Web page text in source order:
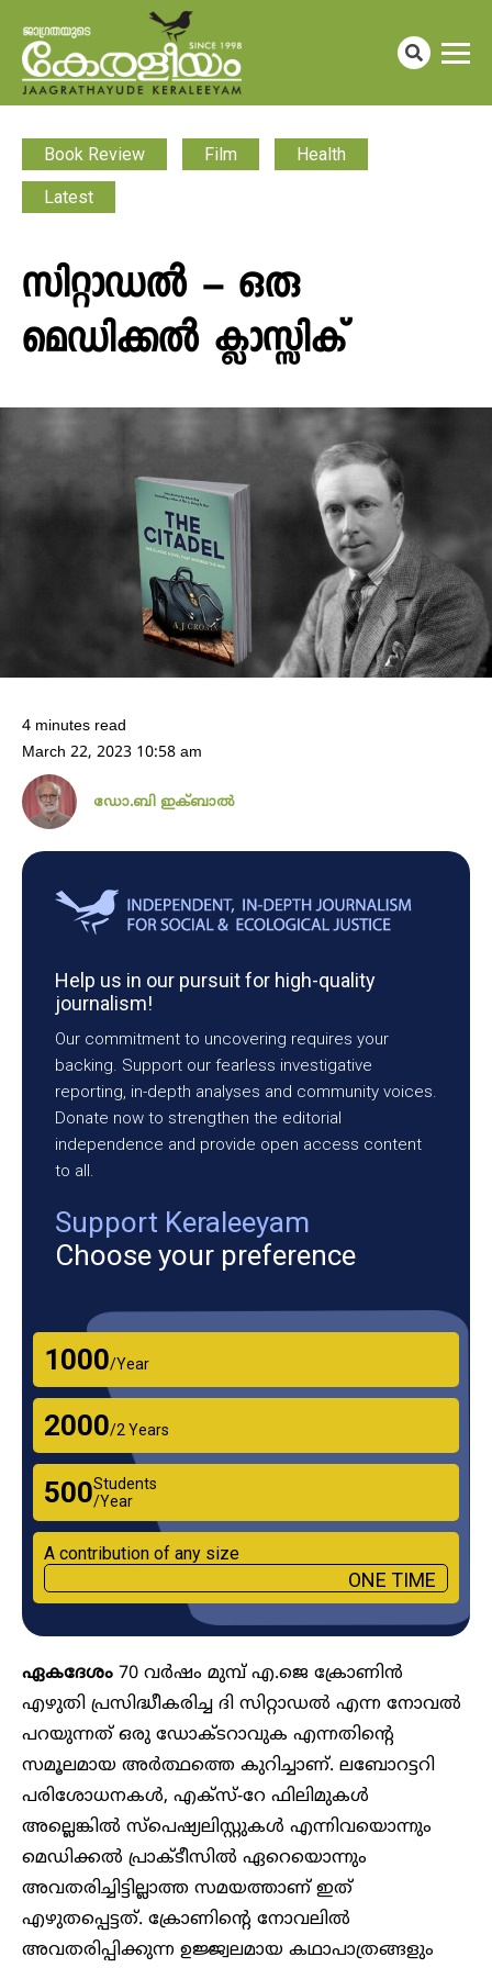
Book Review Film Health
Latest
സിറ്റാഡൽ – ഒരു
മെഡിക്കൽ ക്ലാസ്സിക്
4 minutes read
March 22, 2023 10:58 am
ഡോ.ബി ഇക്ബാൽ
Help us in our pursuit for high-quality
journalism!
Our commitment to uncovering requires your
backing. Support our fearless investigative
reporting, in-depth analyses and community voices.
Donate now to strengthen the editorial
independence and provide open access content
to all.
Support Keraleeyam
Choose your preference
₹1000/Year
₹2000/2 Years
₹500Students
/Year
A contribution of any size
ONE TIME
ഏകദേശം 70 വർഷം മുമ്പ് എ.ജെ ക്രോണിൻ
എഴുതി പ്രസിദ്ധീകരിച്ച ദി സിറ്റാഡൽ എന്ന നോവൽ
പറയുന്നത് ഒരു ഡോക്ടറാവുക എന്നതിന്റെ
സമൂലമായ അർത്ഥത്തെ കുറിച്ചാണ്. ലബോറട്ടറി
പരിശോധനകൾ, എക്സ്-റേ ഫിലിമുകൾ
അല്ലെങ്കിൽ സ്പെഷ്യലിസ്റ്റുകൾ എന്നിവയൊന്നും
മെഡിക്കൽ പ്രാക്ടീസിൽ ഏറെയൊന്നും
അവതരിച്ചിട്ടില്ലാത്ത സമയത്താണ് ഇത്
എഴുതപ്പെട്ടത്. ക്രോണിന്റെ നോവലിൽ
അവതരിപ്പിക്കുന്ന ഉജ്ജ്വലമായ കഥാപാത്രങ്ങളും